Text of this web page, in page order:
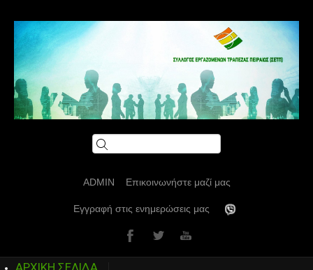
ADMIN Επικοινωνήστε μαζί μας
Εγγραφή στις ενημερώσεις μας